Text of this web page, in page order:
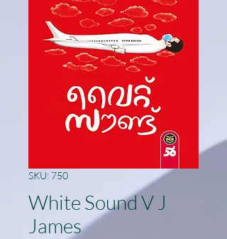
SKU: 750
White Sound V J
James